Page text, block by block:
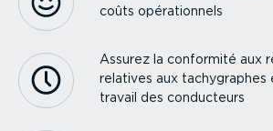
coûts opéra­tionnels
Assurez la conformité aux
relatives aux tachy­graphes
travail des conducteurs